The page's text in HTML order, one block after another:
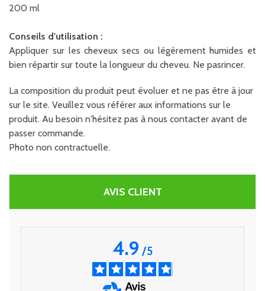
200 ml
Conseils d'utilisation :
Appliquer sur les cheveux secs ou légèrement humides et
bien répartir sur toute la longueur du cheveu. Ne pasrincer.
La composition du produit peut évoluer et ne pas être à jour
sur le site. Veuillez vous référer aux informations sur le
produit. Au besoin n'hésitez pas à nous contacter avant de
passer commande.
Photo non contractuelle.
AVIS CLIENT
4.9/5